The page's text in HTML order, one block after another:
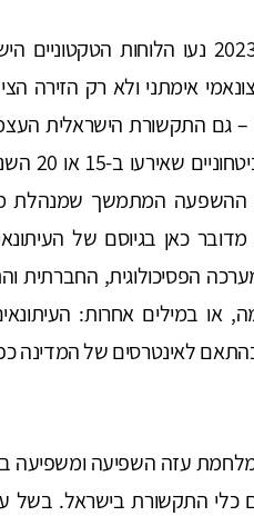
בבוקר שבת ה-7 באוקטובר 2023 נעו
אימתני ולא רק הזירה
גם התקשורת הישראלית
חסר
המתמשך שמנהלת
כאן בגיוסם של
הפסיכולוגית,
במילים אחרות:
לאינטרסים של המדינה
עזה השפיעה ומשפיעה
כלי התקשורת בישראל. בשל